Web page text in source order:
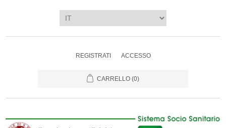
REGISTRATI ACCESSO
CARRELLO (0)